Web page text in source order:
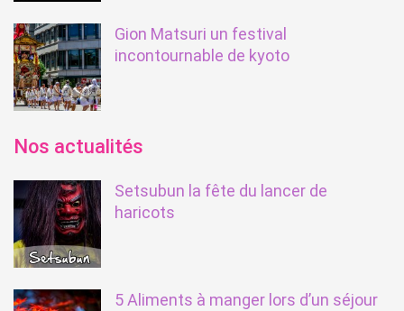
Gion Matsuri un festival
incontournable de kyoto
Nos actualités
Setsubun la fête du lancer de
haricots
5 Aliments à manger lors d’un séjour